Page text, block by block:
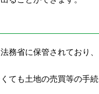
務省に保管されており、
ても土地の売買等の手続